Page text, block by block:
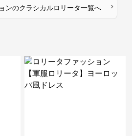
ンのクラシカルロリータ一覧へ ›